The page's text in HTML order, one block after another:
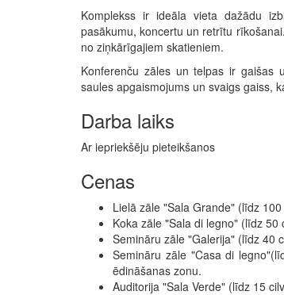
Komplekss ir ideāla vieta dažādu
pasākumu, koncertu un retrītu
no ziņkārīgajiem skatieniem.
Konferenču zāles un telpas ir gaišas
saules apgaismojums un svaigs gaiss,
Darba laiks
Ar iepriekšēju pieteikšanos
Cenas
Lielā zāle "Sala Grande" (līdz
Koka zāle "Sala di legno" (līdz
Semināru zāle "Galerija" (līdz 40
Semināru zāle "Casa di
ēdināšanas zonu.
Auditorija "Sala Verde" (līdz 15